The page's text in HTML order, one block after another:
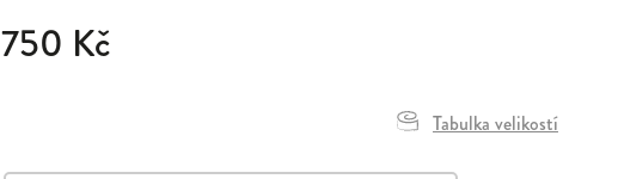
750 Kč
Tabulka velikostí